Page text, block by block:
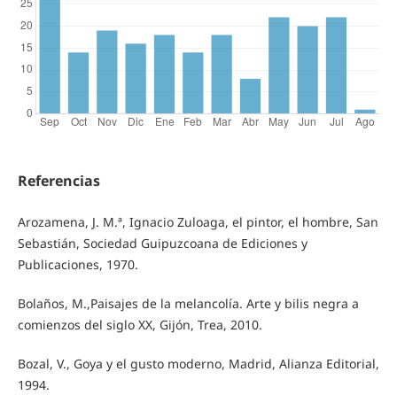
Referencias
Arozamena, J. M.ª, Ignacio Zuloaga, el pintor, el hombre, San
Sebastián, Sociedad Guipuzcoana de Ediciones y
Publicaciones, 1970.
Bolaños, M.,Paisajes de la melancolía. Arte y bilis negra a
comienzos del siglo XX, Gijón, Trea, 2010.
Bozal, V., Goya y el gusto moderno, Madrid, Alianza Editorial,
1994.